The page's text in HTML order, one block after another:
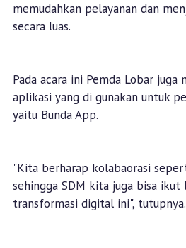
memudahkan pelayanan dan
secara luas.
Pada acara ini Pemda Lobar juga
aplikasi yang di gunakan untuk
yaitu Bunda App.
"Kita berharap kolabaorasi
sehingga SDM kita juga bisa
transformasi digital ini", tutupnya.